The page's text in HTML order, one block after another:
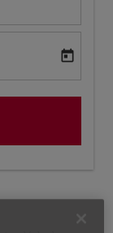
date-aria-label
today